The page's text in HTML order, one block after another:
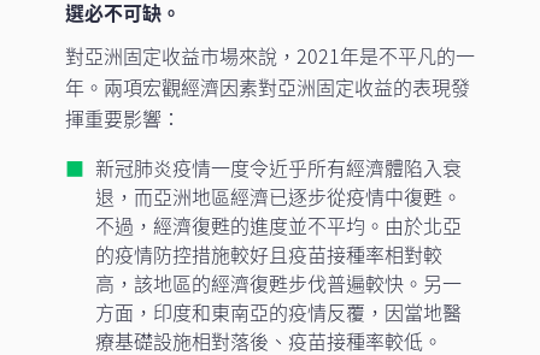
選必不可缺。
對亞洲固定收益市場來說，2021年是不平凡的一
年。兩項宏觀經濟因素對亞洲固定收益的表現發
揮重要影響：
新冠肺炎疫情一度令近乎所有經濟體陷入衰
退，而亞洲地區經濟已逐步從疫情中復甦。
不過，經濟復甦的進度並不平均。由於北亞
的疫情防控措施較好且疫苗接種率相對較
高，該地區的經濟復甦步伐普遍較快。另一
方面，印度和東南亞的疫情反覆，因當地醫
療基礎設施相對落後、疫苗接種率較低。